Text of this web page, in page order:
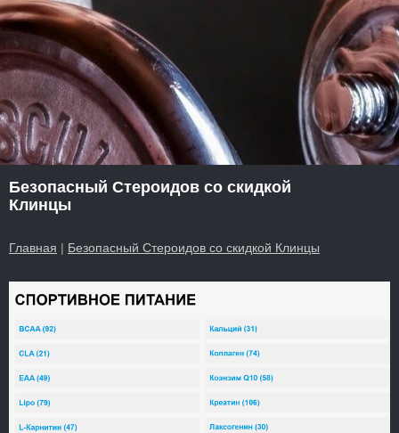
Безопасный Стероидов со скидкой
Клинцы
Главная | Безопасный Стероидов со скидкой Клинцы